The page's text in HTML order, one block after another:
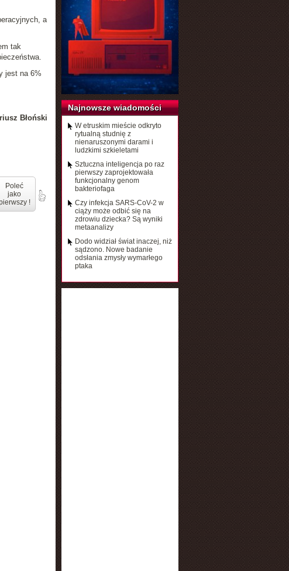
a
tak
jest na 6%
Błoński
Poleć
jako
!
Najnowsze wiadomości
W etruskim mieście odkryto
rytualną studnię z
nienaruszonymi darami i
ludzkimi szkieletami
Sztuczna inteligencja po raz
pierwszy zaprojektowała
funkcjonalny genom
bakteriofaga
Czy infekcja SARS-CoV-2 w
ciąży może odbić się na
zdrowiu dziecka? Są wyniki
metaanalizy
Dodo widział świat inaczej, niż
sądzono. Nowe badanie
odsłania zmysły wymarłego
ptaka